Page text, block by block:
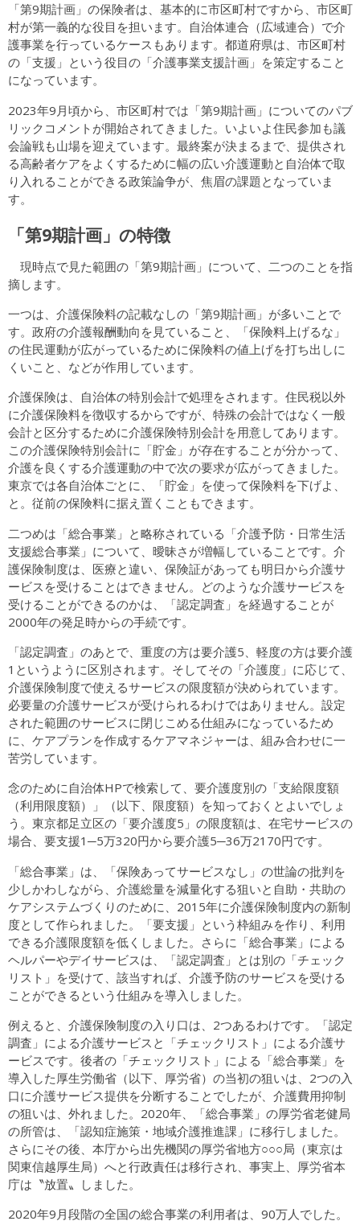
「第9期計画」の保険者は、基本的に市区町村ですから、市区町
村が第一義的な役目を担います。自治体連合（広域連合）で介
護事業を行っているケースもあります。都道府県は、市区町村
の「支援」という役目の「介護事業支援計画」を策定すること
になっています。
2023年9月頃から、市区町村では「第9期計画」についてのパブ
リックコメントが開始されてきました。いよいよ住民参加も議
会論戦も山場を迎えています。最終案が決まるまで、提供され
る高齢者ケアをよくするために幅の広い介護運動と自治体で取
り入れることができる政策論争が、焦眉の課題となっていま
す。
「第9期計画」の特徴
現時点で見た範囲の「第9期計画」について、二つのことを指
摘します。
一つは、介護保険料の記載なしの「第9期計画」が多いことで
す。政府の介護報酬動向を見ていること、「保険料上げるな」
の住民運動が広がっているために保険料の値上げを打ち出しに
くいこと、などが作用しています。
介護保険は、自治体の特別会計で処理をされます。住民税以外
に介護保険料を徴収するからですが、特殊の会計ではなく一般
会計と区分するために介護保険特別会計を用意してあります。
この介護保険特別会計に「貯金」が存在することが分かって、
介護を良くする介護運動の中で次の要求が広がってきました。
東京では各自治体ごとに、「貯金」を使って保険料を下げよ、
と。従前の保険料に据え置くこともできます。
二つめは「総合事業」と略称されている「介護予防・日常生活
支援総合事業」について、曖昧さが増幅していることです。介
護保険制度は、医療と違い、保険証があっても明日から介護サ
ービスを受けることはできません。どのような介護サービスを
受けることができるのかは、「認定調査」を経過することが
2000年の発足時からの手続です。
「認定調査」のあとで、重度の方は要介護5、軽度の方は要介護
1というように区別されます。そしてその「介護度」に応じて、
介護保険制度で使えるサービスの限度額が決められています。
必要量の介護サービスが受けられるわけではありません。設定
された範囲のサービスに閉じこめる仕組みになっているため
に、ケアプランを作成するケアマネジャーは、組み合わせに一
苦労しています。
念のために自治体HPで検索して、要介護度別の「支給限度額
（利用限度額）」（以下、限度額）を知っておくとよいでしょ
う。東京都足立区の「要介護度5」の限度額は、在宅サービスの
場合、要支援1─5万320円から要介護5─36万2170円です。
「総合事業」は、「保険あってサービスなし」の世論の批判を
少しかわしながら、介護総量を減量化する狙いと自助・共助の
ケアシステムづくりのために、2015年に介護保険制度内の新制
度として作られました。「要支援」という枠組みを作り、利用
できる介護限度額を低くしました。さらに「総合事業」による
ヘルパーやデイサービスは、「認定調査」とは別の「チェック
リスト」を受けて、該当すれば、介護予防のサービスを受ける
ことができるという仕組みを導入しました。
例えると、介護保険制度の入り口は、2つあるわけです。「認定
調査」による介護サービスと「チェックリスト」による介護サ
ービスです。後者の「チェックリスト」による「総合事業」を
導入した厚生労働省（以下、厚労省）の当初の狙いは、2つの入
口に介護サービス提供を分断することでしたが、介護費用抑制
の狙いは、外れました。2020年、「総合事業」の厚労省老健局
の所管は、「認知症施策・地域介護推進課」に移行しました。
さらにその後、本庁から出先機関の厚労省地方○○○局（東京は
関東信越厚生局）へと行政責任は移行され、事実上、厚労省本
庁は〝放置〟しました。
2020年9月段階の全国の総合事業の利用者は、90万人でした。